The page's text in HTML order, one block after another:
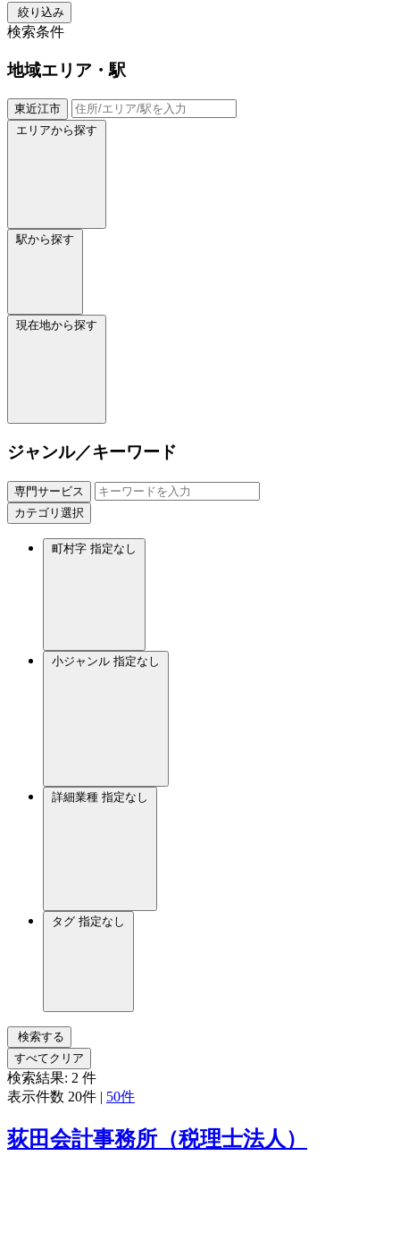
絞り込み
検索条件
地域エリア・駅
東近江市
エリアから探す
駅から探す
現在地から探す
ジャンル／キーワード
専門サービス
カテゴリ選択
町村字 指定なし
小ジャンル 指定なし
詳細業種 指定なし
タグ 指定なし
検索する
すべてクリア
検索結果: 2 件
表示件数 20件 | 50件
荻田会計事務所（税理士法人）